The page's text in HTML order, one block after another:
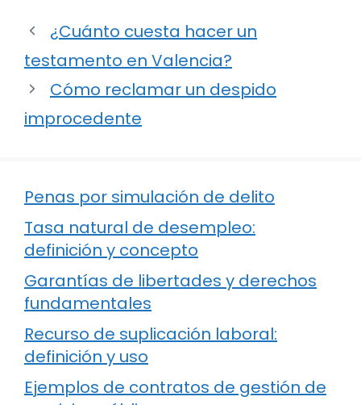
¿Cuánto cuesta hacer un
testamento en Valencia?
Cómo reclamar un despido
improcedente
Penas por simulación de delito
Tasa natural de desempleo:
definición y concepto
Garantías de libertades y derechos
fundamentales
Recurso de suplicación laboral:
definición y uso
Ejemplos de contratos de gestión de